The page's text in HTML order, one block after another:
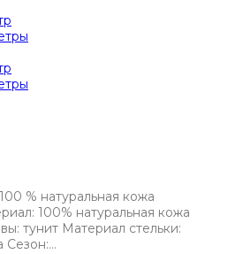
% натуральная кожа
100% натуральная кожа
тунит Материал стельки:
Сезон:…